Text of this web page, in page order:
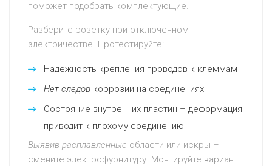
поможет подобрать комплектующие.
Разберите розетку при отключенном
электричестве. Протестируйте:
Надежность крепления проводов к клеммам
Нет следов коррозии на соединениях
Состояние внутренних пластин – деформация
приводит к плохому соединению
Выявив расплавленные области или искры –
смените электрофурнитуру. Монтируйте вариант